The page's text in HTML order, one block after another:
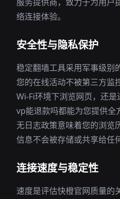
络连接体验。
安全性与隐私保护
稳定翻墙工具采用军事级别
您的在线活动不被第三方监
Wi-Fi环境下浏览网页，还
vp能退款吗都能为您提供全
无日志政策意味着您的浏览
信息不会被存储或共享给任
连接速度与稳定性
速度是评估快橙官网质量的